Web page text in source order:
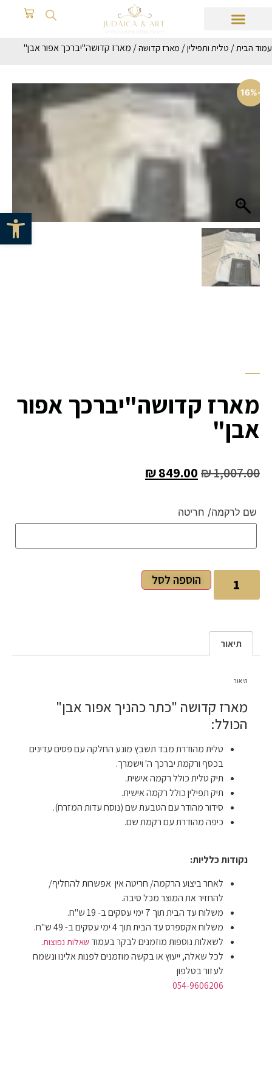
פתח
עמוד הבית/ טלית ותפילין/ מארז קדושה/ מארז קדושה"יברכך אפור אבן"
-16%
מארז קדושה"יברכך אפור
אבן"
₪1,007.00
₪849.00
שם לרקמה/ חריטה
הוספה לסל
תיאור
תיאור
מארז קדושה "כתר כהניך אפור אבן"
הכולל:
טלית מהודרת מבד תשבץ מונע החלקה עם פסים עדינים
בכסף ורקמת יברכך ה' וישמרך.
תיק טלית כולל רקמה אישית.
תיק תפילין כולל רקמה אישית.
סידור מהודר עם הטבעת שם (נוסח עדות המזרח).
כיפה מהודרת עם רקמת שם.
נקודות כלליות:
לאחר ביצוע הרקמה/ חריטה אין אפשרות להחליף/
להחזיר את המוצר מכל סיבה.
משלוח עד הבית תוך 7 ימי עסקים ב- 19 ש"ח.
משלוח אקספרס עד הבית תוך 4 ימי עסקים ב- 49 ש"ח.
לשאלות נוספות מוזמנים לבקר בעמוד שאלות נפוצות.
לכל שאלה, ייעוץ או בקשה מוזמנים לפנות אלינו ונשמח
לעזור בטלפון
054-9606206